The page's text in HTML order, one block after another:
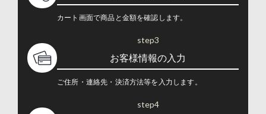
カート画面で商品と金額を確認します。
step3
お客様情報の入力
ご住所・連絡先・決済方法等を入力します。
step4